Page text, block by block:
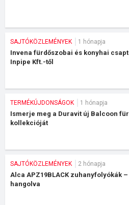
SAJTÓKÖZLEMÉNYEK 1 hónapja
Invena fürdőszobai és konyhai
Inpipe Kft.-től
TERMÉKÚJDONSÁGOK 1 hónapja
Ismerje meg a Duravit új Balcoon
kollekcióját
SAJTÓKÖZLEMÉNYEK 2 hónapja
Alca APZ19BLACK zuhanyfolyókák
hangolva